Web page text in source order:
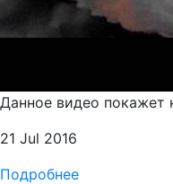
Данное видео покажет
21 Jul 2016
Подробнее